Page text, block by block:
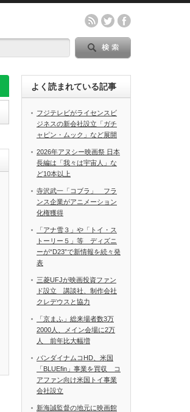
よく読まれている記事
フジテレビがライセンスビ
ジネスの新会社設立「ガチ
ャピン・ムック」など展開
2026年アヌシー映画祭 日本
長編は「我々は宇宙人」な
ど10本以上
寺沢武一「コブラ」 フラ
ンス企業がアニメーション
化権獲得
「アナ雪３」や「トイ・ス
トーリー５」等 ディズニ
ーが“D23”で新情報を続々発
表
三菱UFJが映画投資ファン
ド設立 講談社、制作会社
クレデウスと協力
「京まふ」総来場者数3万
2000人、メイン会場に2万
人 前年比大幅増
バンダイナムコHD、米国
「BLUEfin」事業を買収 コ
アファン向け米国トイ事業
会社設立
新海誠監督の地元に映画館